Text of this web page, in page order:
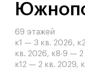
69 этажей
к1 — 3 кв. 2026,
кв. 2026, к8-9 — 2
к12 — 2 кв. 2029,